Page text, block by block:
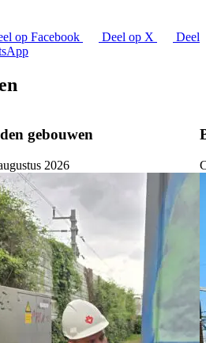
op Facebook Deel op X
Deel
gebouwen
2026